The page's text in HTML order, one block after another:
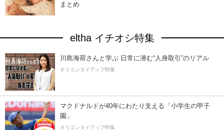
まとめ
eltha イチオシ特集
川島海荷さんと学ぶ 日常に潜む“人身取引”のリアル
オリコンタイアップ特集
マクドナルドが40年にわたり支える「小学生の甲子
園」
オリコンタイアップ特集